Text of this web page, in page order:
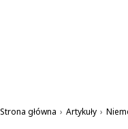
Strona główna › Artykuły ›